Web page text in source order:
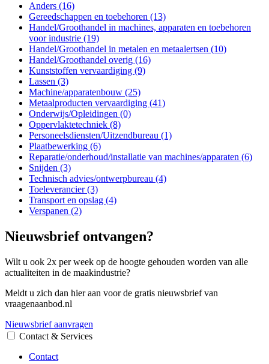
Anders (16)
Gereedschappen en toebehoren (13)
Handel/Groothandel in machines, apparaten en toebehoren
voor industrie (19)
Handel/Groothandel in metalen en metaalertsen (10)
Handel/Groothandel overig (16)
Kunststoffen vervaardiging (9)
Lassen (3)
Machine/apparatenbouw (25)
Metaalproducten vervaardiging (41)
Onderwijs/Opleidingen (0)
Oppervlaktetechniek (8)
Personeelsdiensten/Uitzendbureau (1)
Plaatbewerking (6)
Reparatie/onderhoud/installatie van machines/apparaten (6)
Snijden (3)
Technisch advies/ontwerpbureau (4)
Toeleverancier (3)
Transport en opslag (4)
Verspanen (2)
Nieuwsbrief ontvangen?
Wilt u ook 2x per week op de hoogte gehouden worden van alle
actualiteiten in de maakindustrie?
Meldt u zich dan hier aan voor de gratis nieuwsbrief van
vraagenaanbod.nl
Nieuwsbrief aanvragen
Contact & Services
Contact